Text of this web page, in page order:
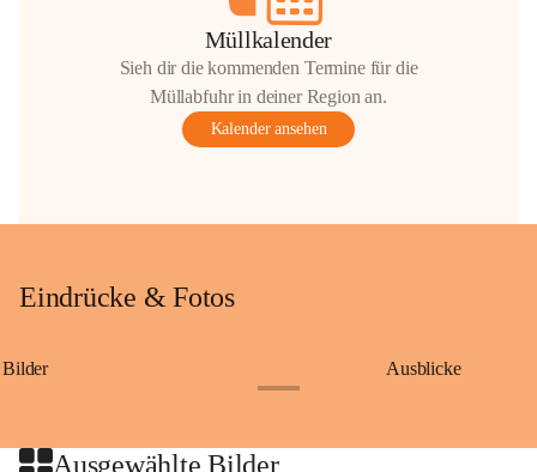
Müllkalender
Sieh dir die kommenden Termine für die
Müllabfuhr in deiner Region an.
Kalender ansehen
Eindrücke & Fotos
Bilder Ausblicke
Ausgewählte Bilder